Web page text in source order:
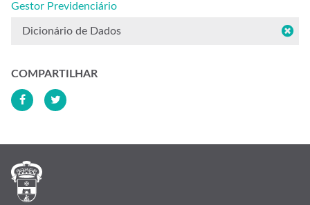
Gestor Previdenciário
Dicionário de Dados
COMPARTILHAR